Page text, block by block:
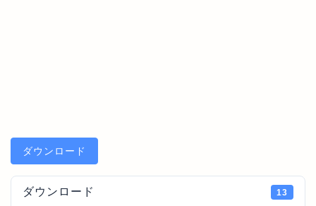
ダウンロード
ダウンロード 13